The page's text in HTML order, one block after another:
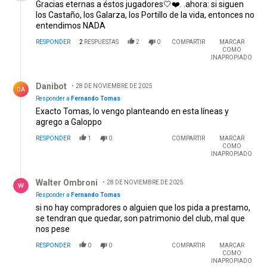
Gracias eternas a éstos jugadores🤍❤️. .ahora: si siguen
los Castaño, los Galarza, los Portillo de la vida, entonces no
entendimos NADA
RESPONDER 2 RESPUESTAS 2 0 COMPARTIR
MARCAR
COMO
INAPROPIADO
DA Danibot
28 DE NOVIEMBRE DE 2025
Responder a Fernando Tomas
Exacto Tomas, lo vengo planteando en esta líneas y
agrego a Galoppo
RESPONDER 1 0 COMPARTIR
MARCAR
COMO
INAPROPIADO
Walter Ombroni
28 DE NOVIEMBRE DE 2025
Responder a Fernando Tomas
si no hay compradores o alguien que los pida a prestamo,
se tendran que quedar, son patrimonio del club, mal que
nos pese
RESPONDER 0 0 COMPARTIR
MARCAR
COMO
INAPROPIADO